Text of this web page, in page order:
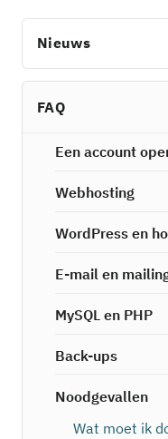
Nieuws
FAQ
Een account
Webhosting
WordPress en
E-mail en
MySQL en PHP
Back-ups
Noodgevallen
Wat moet ik